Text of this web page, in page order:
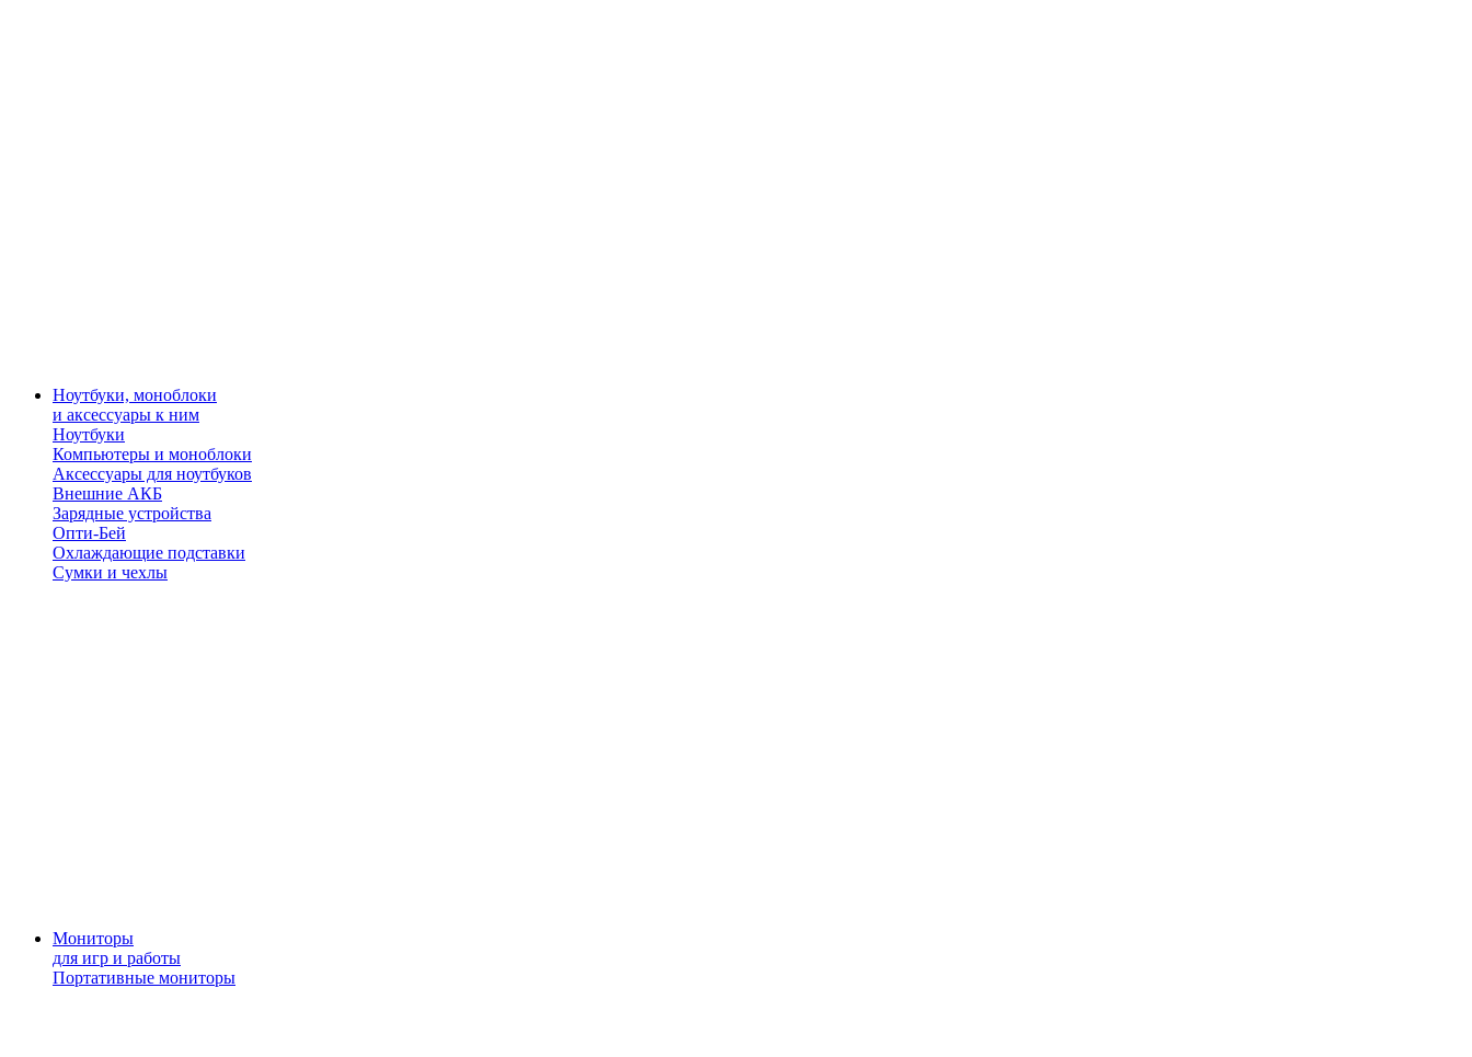
Ноутбуки, моноблоки
и аксессуары к ним
Ноутбуки
Компьютеры и моноблоки
Аксессуары для ноутбуков
Внешние АКБ
Зарядные устройства
Опти-Бей
Охлаждающие подставки
Сумки и чехлы
Мониторы
для игр и работы
Портативные мониторы